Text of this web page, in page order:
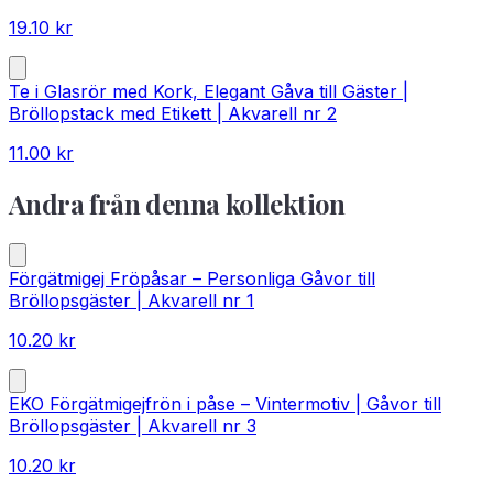
19.10 kr
Te i Glasrör med Kork, Elegant Gåva till Gäster |
Bröllopstack med Etikett | Akvarell nr 2
11.00 kr
Andra från denna kollektion
Förgätmigej Fröpåsar – Personliga Gåvor till
Bröllopsgäster | Akvarell nr 1
10.20 kr
EKO Förgätmigejfrön i påse – Vintermotiv | Gåvor till
Bröllopsgäster | Akvarell nr 3
10.20 kr